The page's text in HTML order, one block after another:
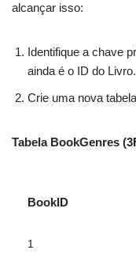
alcançar isso:
Identifique a chave
ainda é o ID do Livro.
Crie uma nova
Tabela BookGenres
BookID
1